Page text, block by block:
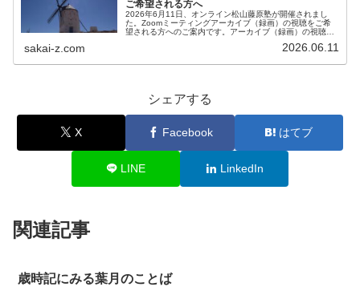
ご希望される方へ
2026年6月11日、オンライン松山藤原塾が開催されまし
た。Zoomミーティングアーカイブ（録画）の視聴をご希
望される方へのご案内です。アーカイブ（録画）の視聴を
sakai-z.com 2026.06.11
シェアする
X Facebook はてブ
LINE LinkedIn
関連記事
歳時記にみる葉月のことば